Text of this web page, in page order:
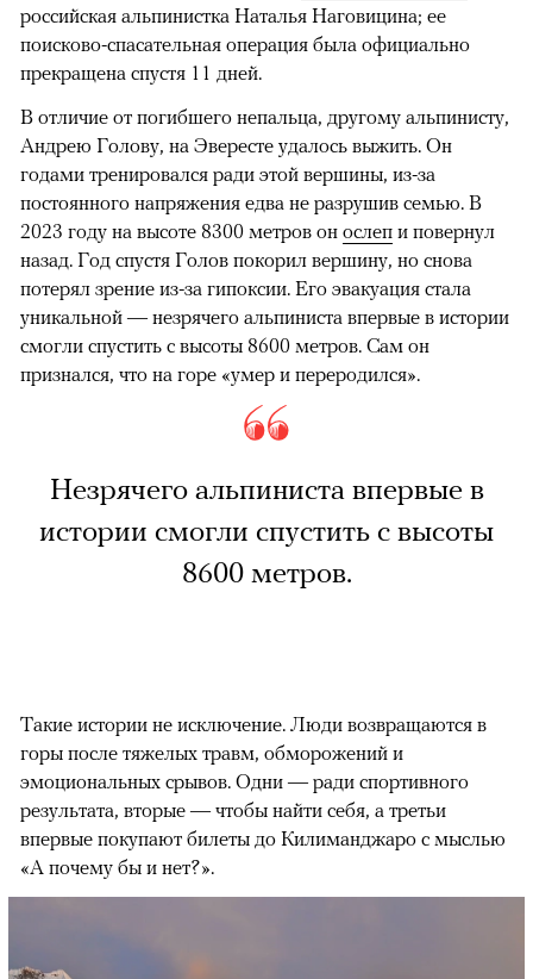
российская альпинистка Наталья Наговицина; ее
поисково-спасательная операция была официально
прекращена спустя 11 дней.
В отличие от погибшего непальца, другому альпинисту,
Андрею Голову, на Эвересте удалось выжить. Он
годами тренировался ради этой вершины, из-за
постоянного напряжения едва не разрушив семью. В
2023 году на высоте 8300 метров он ослеп и повернул
назад. Год спустя Голов покорил вершину, но снова
потерял зрение из-за гипоксии. Его эвакуация стала
уникальной — незрячего альпиниста впервые в истории
смогли спустить с высоты 8600 метров. Сам он
признался, что на горе «умер и переродился».
Незрячего альпиниста впервые в
истории смогли спустить с высоты
8600 метров.
Такие истории не исключение. Люди возвращаются в
горы после тяжелых травм, обморожений и
эмоциональных срывов. Одни — ради спортивного
результата, вторые — чтобы найти себя, а третьи
впервые покупают билеты до Килиманджаро с мыслью
«А почему бы и нет?».